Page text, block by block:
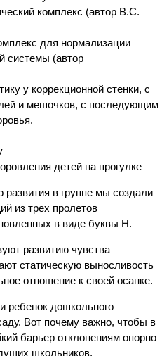
комплекс (автор В.С.
для нормализации
системы (автор
у коррекционной стенки, с
и мешочков, с последующим
детей на прогулке
развития в группе мы создали
из трех пролетов
в виде буквы Н.
развитию чувства
статическую выносливость
отношение к своей осанке.
ребенок дошкольного
Вот почему важно, чтобы в
барьер отклонениям опорно
школьников.